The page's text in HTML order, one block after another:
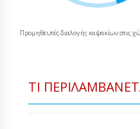
Προμηθευτές διαλογής καψακίων στις
ΤΙ